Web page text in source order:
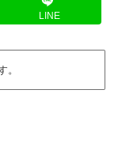
LINE
。